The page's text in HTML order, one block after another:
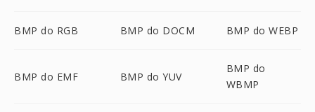
BMP do RGB BMP do DOCM BMP do WEBP
BMP do EMF BMP do YUV
BMP do
WBMP